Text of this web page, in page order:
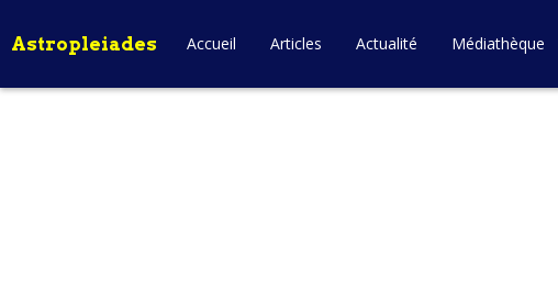
Astropleiades Accueil Articles Actualité Médiathèque